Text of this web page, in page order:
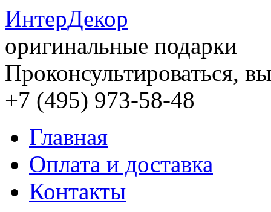
ИнтерДекор
оригинальные подарки
Проконсультироваться,
+7 (495) 973-58-48
Главная
Оплата и доставка
Контакты